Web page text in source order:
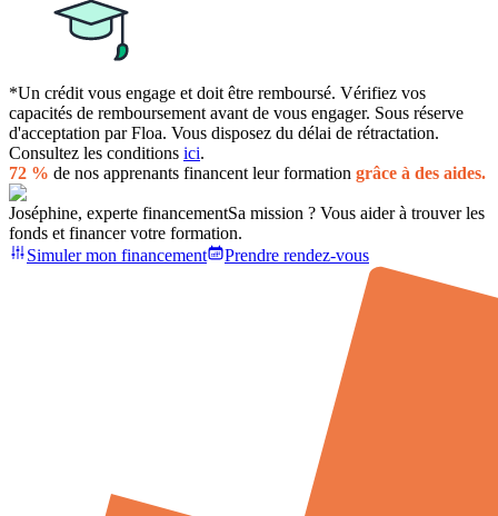
*Un crédit vous engage et doit être remboursé. Vérifiez vos
capacités de remboursement avant de vous engager. Sous réserve
d'acceptation par Floa. Vous disposez du délai de rétractation.
Consultez les conditions ici.
72 % de nos apprenants financent leur formation grâce à des aides.
Joséphine, experte financementSa mission ? Vous aider à trouver les
fonds et financer votre formation.
Simuler mon financement
Prendre rendez-vous